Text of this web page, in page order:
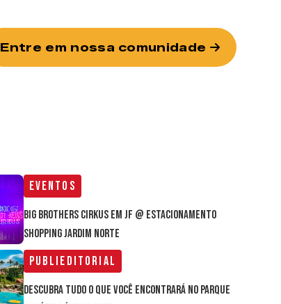
Entre em nossa comunidade
Eventos
Big Brothers Cirkus em JF @ estacionamento
Shopping Jardim Norte
Publieditorial
Descubra tudo o que você encontrará no parque